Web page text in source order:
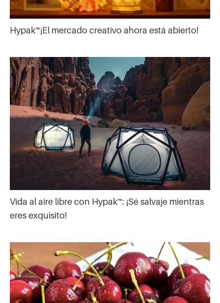
Hypak™¡El mercado creativo ahora está abierto!
Vida al aire libre con Hypak™: ¡Sé salvaje mientras
eres exquisito!